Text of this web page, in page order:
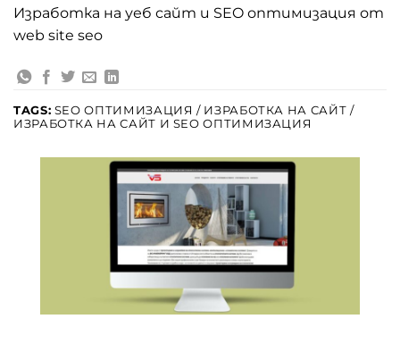
Изработка на уеб сайт и SEO оптимизация от
web site seo
TAGS: SEO ОПТИМИЗАЦИЯ / ИЗРАБОТКА НА САЙТ /
ИЗРАБОТКА НА САЙТ И SEO ОПТИМИЗАЦИЯ